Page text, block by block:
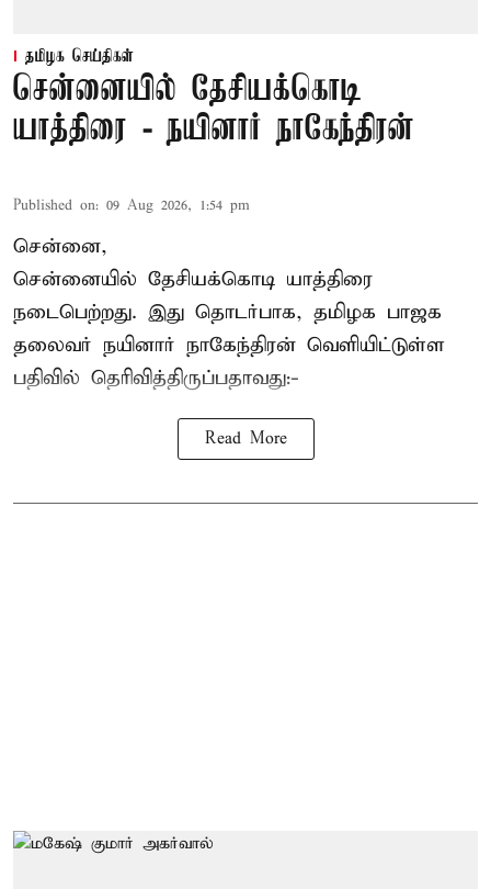
தமிழக செய்திகள்
சென்னையில் தேசியக்கொடி
யாத்திரை - நயினார் நாகேந்திரன்
Published on: 09 Aug 2026, 1:54 pm
சென்னை,
சென்னையில் தேசியக்கொடி யாத்திரை
நடைபெற்றது. இது தொடர்பாக, தமிழக பாஜக
தலைவர் நயினார் நாகேந்திரன் வெளியிட்டுள்ள
பதிவில் தெரிவித்திருப்பதாவது:-
Read More